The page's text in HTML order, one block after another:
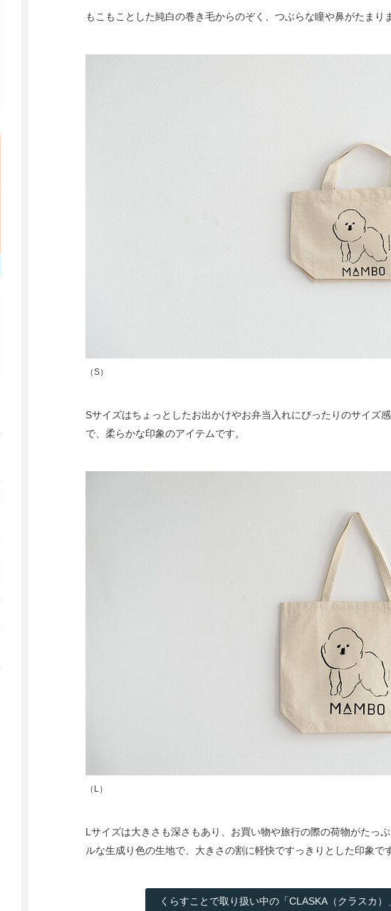
もこもことした純白の巻き毛からのぞく、つぶらな瞳や鼻がたまり
（S）
Sサイズはちょっとしたお出かけやお弁当入れにぴったりのサイズ
で、柔らかな印象のアイテムです。
（L）
Lサイズは大きさも深さもあり、お買い物や旅行の際の荷物がたっ
ルな生成り色の生地で、大きさの割に軽快ですっきりとした印象で
くらすことで取り扱い中の「CLASKA（クラスカ